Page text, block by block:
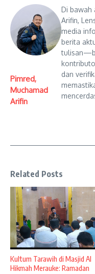
Pimred,
Muchamad
Arifin
Di bawah
Arifin,
media
berita
dan
Related Posts
Kultum Tarawih di Masjid Al
Hikmah Merauke: Ramadan